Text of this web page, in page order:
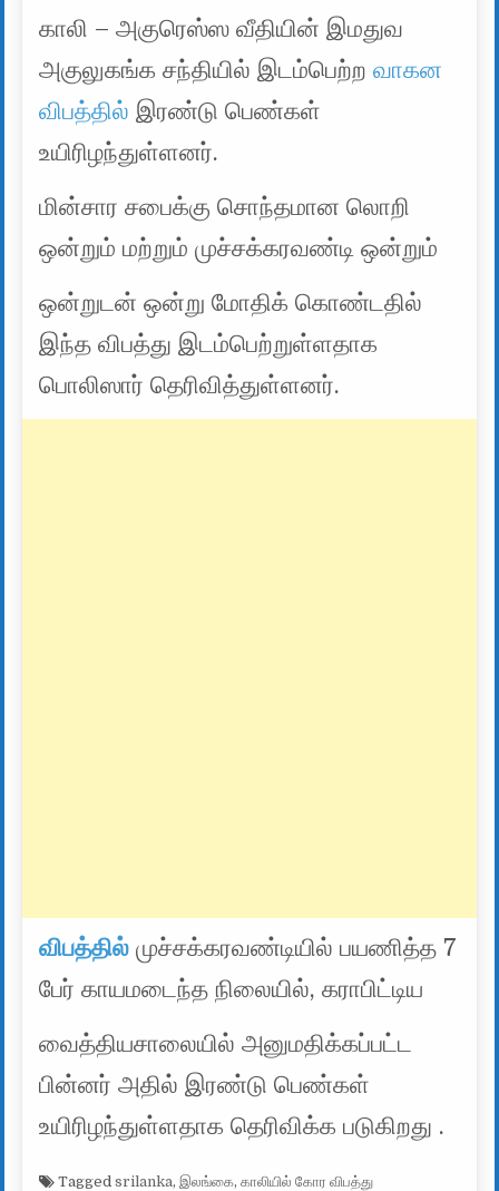
காலி – அகுரெஸ்ஸ வீதியின் இமதுவ
அகுலுகங்க சந்தியில் இடம்பெற்றவாகன
விபத்தில் இரண்டு பெண்கள்
உயிரிழந்துள்ளனர்.
மின்சார சபைக்கு சொந்தமான லொறி
ஒன்றும் மற்றும் முச்சக்கரவண்டி ஒன்றும்
ஒன்றுடன் ஒன்று மோதிக் கொண்டதில்
இந்த விபத்து இடம்பெற்றுள்ளதாக
பொலிஸார் தெரிவித்துள்ளனர்.
விபத்தில் முச்சக்கரவண்டியில் பயணித்த 7
பேர் காயமடைந்த நிலையில், கராபிட்டிய
வைத்தியசாலையில் அனுமதிக்கப்பட்ட
பின்னர் அதில் இரண்டு பெண்கள்
உயிரிழந்துள்ளதாக தெரிவிக்க படுகிறது .
Taggedsrilanka,இலங்கை,காலியில் கோர விபத்து